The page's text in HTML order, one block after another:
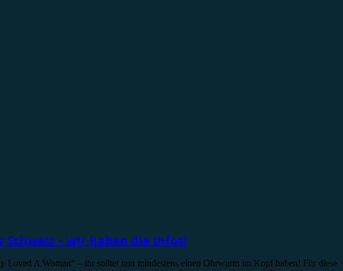
– wir haben die Infos!
A Woman“ – ihr solltet nun mindestens einen Ohrwurm im Kopf haben! Für diese